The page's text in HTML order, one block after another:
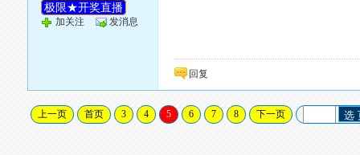
极限★开奖直播
加关注 发消息
回复
上一页 首页 3 4 5 6 7 8 下一页 选